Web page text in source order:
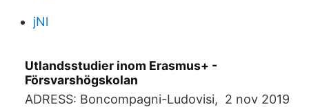
jNl
Utlandsstudier inom Erasmus+ -
Försvarshögskolan
ADRESS: Boncompagni-Ludovisi, 2 nov 2019